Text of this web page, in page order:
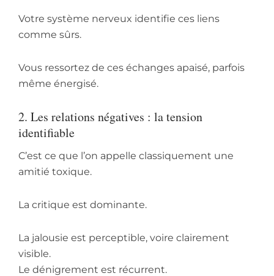
Votre système nerveux identifie ces liens
comme sûrs.
Vous ressortez de ces échanges apaisé, parfois
même énergisé.
2. Les relations négatives : la tension
identifiable
C’est ce que l’on appelle classiquement une
amitié toxique.
La critique est dominante.
La jalousie est perceptible, voire clairement
visible.
Le dénigrement est récurrent.